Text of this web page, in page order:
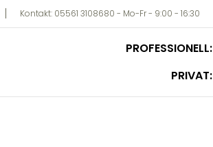
Kontakt: 05561 3108680 - Mo-Fr - 9:00 - 16:30
PROFESSIONELL:
PRIVAT: